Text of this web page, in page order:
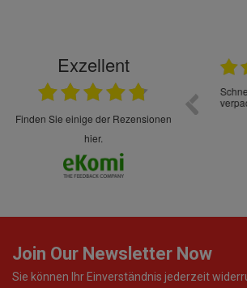
Exzellent
finden Sie einige der Rezensionen
hier.
sehr sorgsam verpackt. Alles kommt
Spaß so einzukaufen. Die Abwicklung ist
Join Our Newsletter Now
Sie können Ihr Einverständnis jederzeit